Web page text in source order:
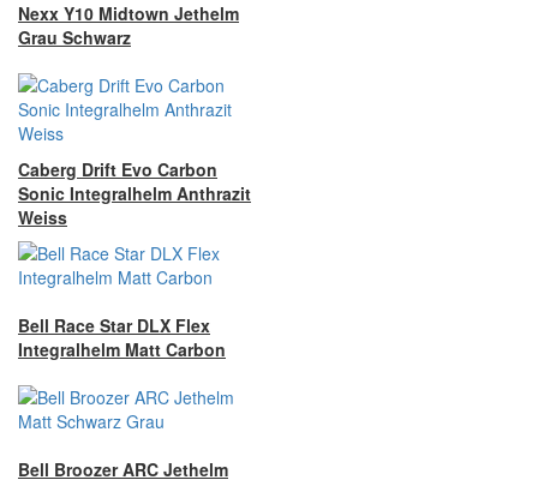
Nexx Y10 Midtown Jethelm
Grau Schwarz
Caberg Drift Evo Carbon
Sonic Integralhelm Anthrazit
Weiss
Bell Race Star DLX Flex
Integralhelm Matt Carbon
Bell Broozer ARC Jethelm